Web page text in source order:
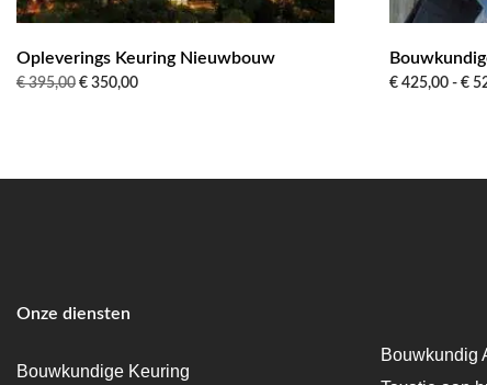
Opleverings Keuring Nieuwbouw
€395,00 Oorspronkelijke
€ 350,00Huidige
€425,00 - €
Onze diensten
Bouwkundige Keuring
Bouwkundig